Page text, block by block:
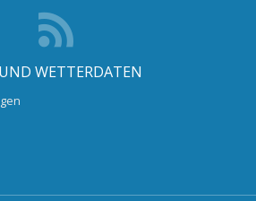
WETTERDATEN